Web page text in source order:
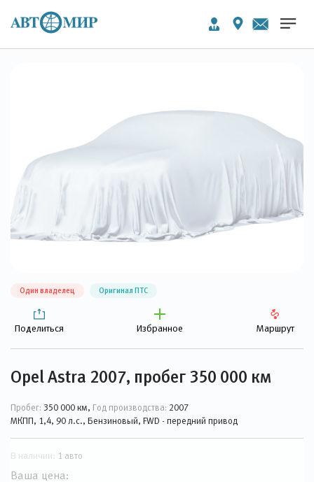
Один владелец Оригинал ПТС
Поделиться Избранное Маршрут
Opel Astra 2007, пробег 350 000 км
Пробег: 350 000 км, Год производства: 2007
МКПП, 1,4, 90 л.с., Бензиновый, FWD - передний привод
В наличии: 1 авто
Ваша цена: